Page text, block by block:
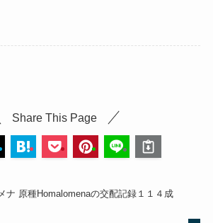
Share This Page
ナ 原種Homalomenaの交配記録１１４成